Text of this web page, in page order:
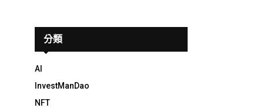
分類
AI
InvestManDao
NFT